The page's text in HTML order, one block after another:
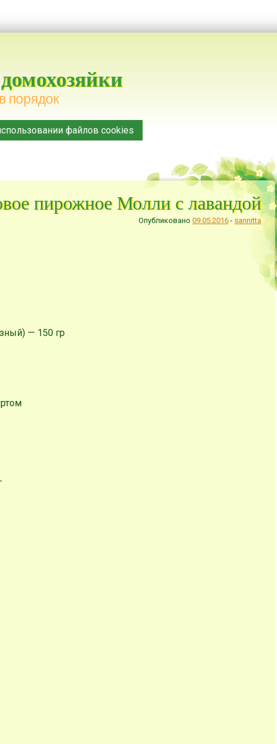
порядок
файлов cookies
пирожное Молли с лавандой
Опубликовано09.05.2016 - sannitta
— 150 гр